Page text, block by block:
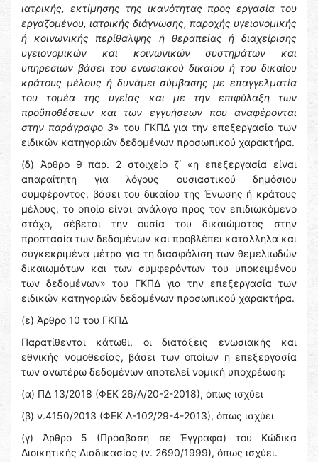
ιατρικής, εκτίμησης της ικανότητας προς εργασία του
εργαζομένου, ιατρικής διάγνωσης, παροχής υγειονομικής
ή κοινωνικής περίθαλψης ή θεραπείας ή διαχείρισης
υγειονομικών και κοινωνικών συστημάτων και
υπηρεσιών βάσει του ενωσιακού δικαίου ή του δικαίου
κράτους μέλους ή δυνάμει σύμβασης με επαγγελματία
του τομέα της υγείας και με την επιφύλαξη των
προϋποθέσεων και των εγγυήσεων που αναφέρονται
στην παράγραφο 3» του ΓΚΠΔ για την επεξεργασία των
ειδικών κατηγοριών δεδομένων προσωπικού χαρακτήρα.
(δ) Άρθρο 9 παρ. 2 στοιχείο ζ΄ «η επεξεργασία είναι
απαραίτητη για λόγους ουσιαστικού δημόσιου
συμφέροντος, βάσει του δικαίου της Ένωσης ή κράτους
μέλους, το οποίο είναι ανάλογο προς τον επιδιωκόμενο
στόχο, σέβεται την ουσία του δικαιώματος στην
προστασία των δεδομένων και προβλέπει κατάλληλα και
συγκεκριμένα μέτρα για τη διασφάλιση των θεμελιωδών
δικαιωμάτων και των συμφερόντων του υποκειμένου
των δεδομένων» του ΓΚΠΔ για την επεξεργασία των
ειδικών κατηγοριών δεδομένων προσωπικού χαρακτήρα.
(ε) Άρθρο 10 του ΓΚΠΔ
Παρατίθενται κάτωθι, οι διατάξεις ενωσιακής και
εθνικής νομοθεσίας, βάσει των οποίων η επεξεργασία
των ανωτέρω δεδομένων αποτελεί νομική υποχρέωση:
(α) ΠΔ 13/2018 (ΦΕΚ 26/Α/20-2-2018), όπως ισχύει
(β) ν.4150/2013 (ΦΕΚ Α-102/29-4-2013), όπως ισχύει
(γ) Άρθρο 5 (Πρόσβαση σε Έγγραφα) του Κώδικα
Διοικητικής Διαδικασίας (ν. 2690/1999), όπως ισχύει.